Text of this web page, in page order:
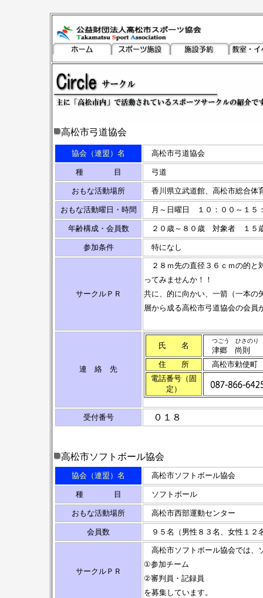
高松市弓道協会
協会（連盟）名 高松市弓道協会
種 目 弓道
おもな活動場所 香川県立武道館、高松市総合体
おもな活動曜日・時間 月～日曜日 １０：００～１５
年齢構成・会員数 ２０歳～８０歳 対象者 １５
参加条件 特になし
サークルＰＲ
２８ｍ先の直径３６ｃｍの的と
ってみませんか！！
共に、的に向かい、一箭（一本の
層から成る高松市弓道協会の会員
連 絡 先
氏 名
つごう ひさのり
津郷 尚則
住 所
高松市勅使町
電話番号（固
定）
受付番号 ０１８
高松市ソフトボール協会
協会（連盟）名 高松市ソフトボール協会
種 目 ソフトボール
おもな活動場所 高松市西部運動センター
会員数 ９５名（男性８３名、女性１２
サークルＰＲ
高松市ソフトボール協会では、
①参加チーム
②審判員・記録員
を募集しています。